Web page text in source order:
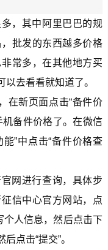
，其中阿里巴巴的规
批发的东西越多价格
常多，在其他地方买
去看看就知道了。
在新页面点击“备件价
备件价格了。在微信
”中点击“备件价格查
网进行查询，具体步
信中心官方网站，点
个人信息，然后点击下
点击“提交”。